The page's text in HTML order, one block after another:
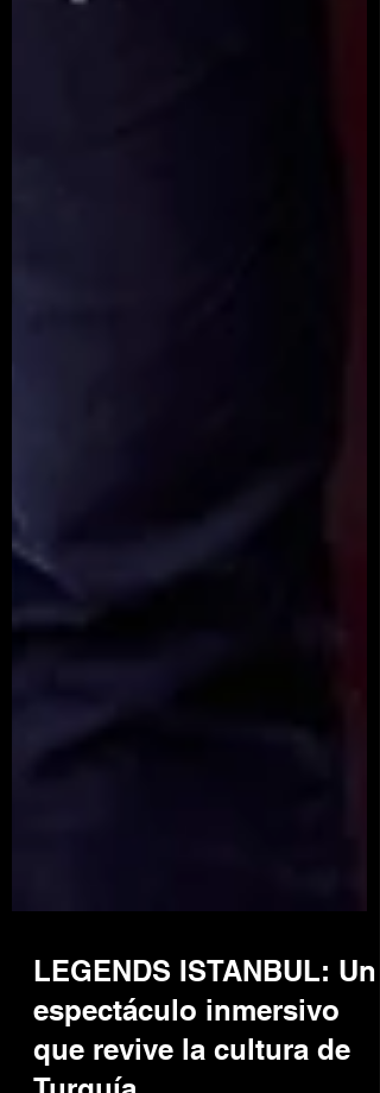
LEGENDS ISTANBUL: Un
espectáculo inmersivo